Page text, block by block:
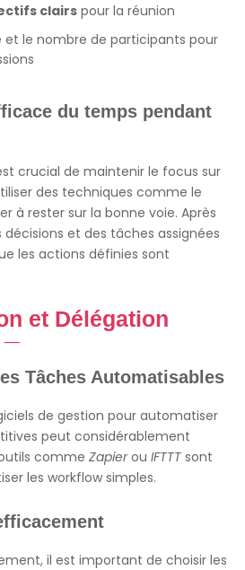
clairspour la réunion
et le nombre de participants pour
du temps pendant
crucial de maintenir le focus sur
des techniques comme le
à rester sur la bonne voie. Après
décisions et des tâches assignées
les actions définies sont
et Délégation
Tâches Automatisables
de gestion pour automatiser
peut considérablement
comme Zapierou IFTTT sont
les workflow simples.
il est important de choisir les